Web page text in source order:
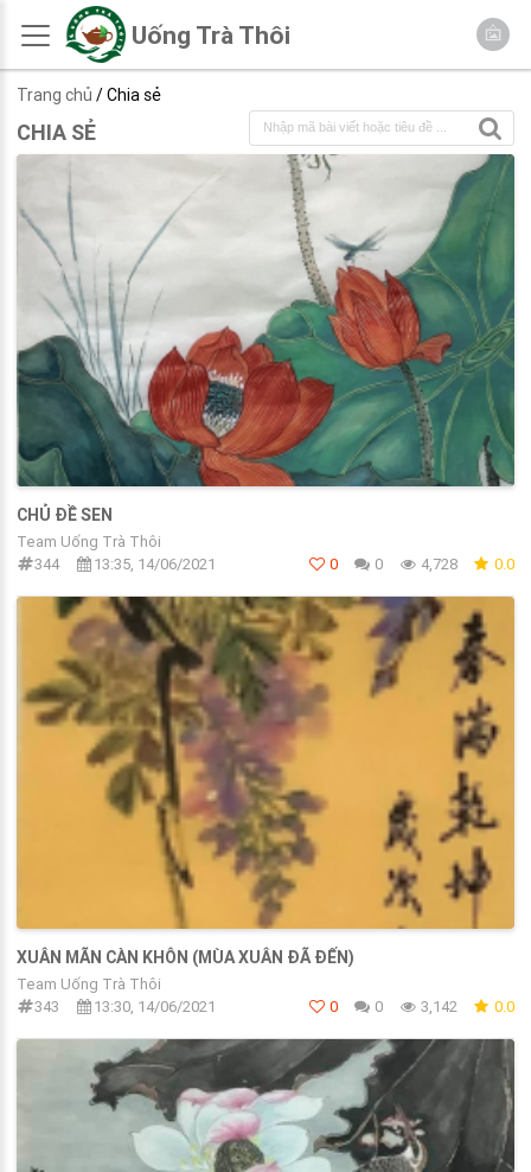
Uống Trà Thôi
Trang chủ / Chia sẻ
CHIA SẺ
CHỦ ĐỀ SEN
Team Uống Trà Thôi
344
13:35, 14/06/2021 0 0 4,728 0.0
XUÂN MÃN CÀN KHÔN (MÙA XUÂN ĐÃ ĐẾN)
Team Uống Trà Thôi
343
13:30, 14/06/2021 0 0 3,142 0.0